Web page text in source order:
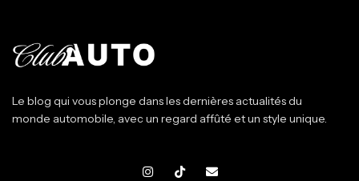
Le blog qui vous plonge dans les dernières actualités du
monde automobile, avec un regard affûté et un style unique.